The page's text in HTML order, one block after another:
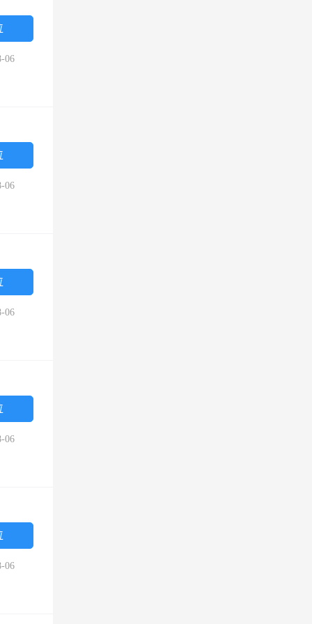
06
06
06
06
06